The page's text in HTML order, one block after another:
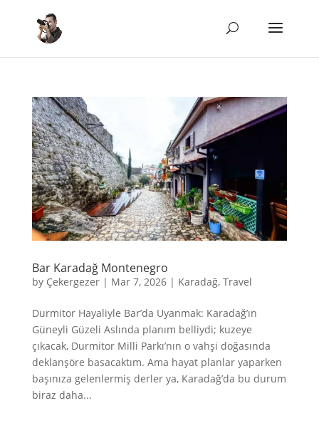
Bar Karadağ Montenegro
by Çekergezer| Mar 7, 2026| Karadağ, Travel
Durmitor Hayaliyle Bar’da Uyanmak: Karadağ’ın
Güneyli Güzeli Aslında planım belliydi; kuzeye
çıkacak, Durmitor Milli Parkı’nın o vahşi doğasında
deklanşöre basacaktım. Ama hayat planlar yaparken
başınıza gelenlermiş derler ya, Karadağ’da bu durum
biraz daha...